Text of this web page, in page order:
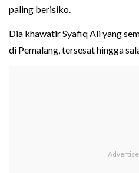
paling berisiko.
Dia khawatir Syafiq Ali yang
di Pemalang, tersesat hingga